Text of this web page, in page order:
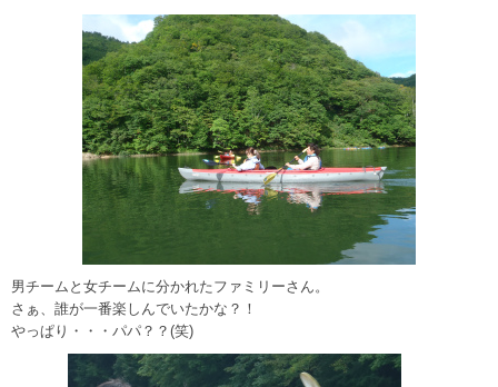
男チームと女チームに分かれたファミリーさん。
さぁ、誰が一番楽しんでいたかな？！
やっぱり・・・パパ？？(笑)